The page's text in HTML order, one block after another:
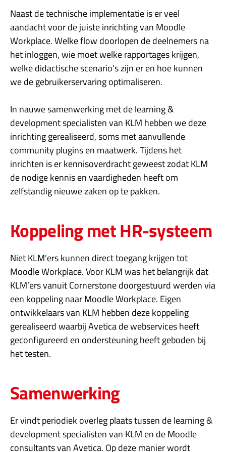
Naast de technische implementatie is er veel
aandacht voor de juiste inrichting van Moodle
Workplace. Welke flow doorlopen de deelnemers na
het inloggen, wie moet welke rapportages krijgen,
welke didactische scenario’s zijn er en hoe kunnen
we de gebruikerservaring optimaliseren.
In nauwe samenwerking met de learning &
development specialisten van KLM hebben we deze
inrichting gerealiseerd, soms met aanvullende
community plugins en maatwerk. Tijdens het
inrichten is er kennisoverdracht geweest zodat KLM
de nodige kennis en vaardigheden heeft om
zelfstandig nieuwe zaken op te pakken.
Koppeling met HR-systeem
Niet KLM’ers kunnen direct toegang krijgen tot
Moodle Workplace. Voor KLM was het belangrijk dat
KLM’ers vanuit Cornerstone doorgestuurd werden via
een koppeling naar Moodle Workplace. Eigen
ontwikkelaars van KLM hebben deze koppeling
gerealiseerd waarbij Avetica de webservices heeft
geconfigureerd en ondersteuning heeft geboden bij
het testen.
Samenwerking
Er vindt periodiek overleg plaats tussen de learning &
development specialisten van KLM en de Moodle
consultants van Avetica. Op deze manier wordt